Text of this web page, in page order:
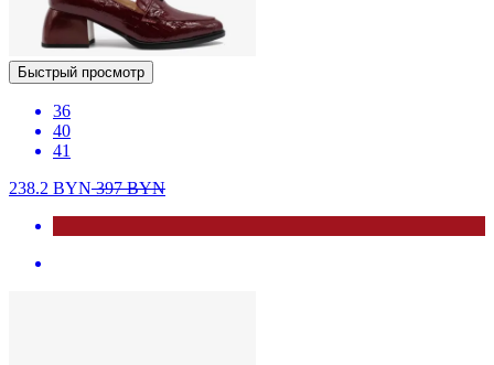
Быстрый просмотр
36
40
41
238.2 BYN397BYN